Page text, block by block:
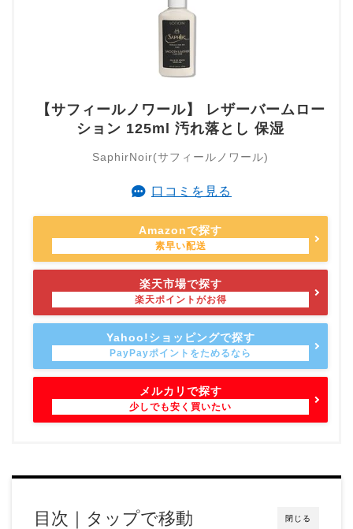
【サフィールノワール】 レザーバームロー
ション 125ml 汚れ落とし 保湿
SaphirNoir(サフィールノワール)
口コミを見る
Amazonで探す
楽天市場で探す
Yahoo!ショッピングで探す
メルカリで探す
閉じる
目次｜タップで移動